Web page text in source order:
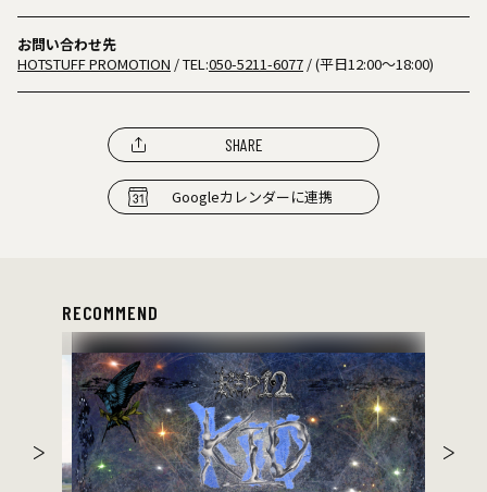
お問い合わせ先
HOTSTUFF PROMOTION / TEL:050-5211-6077 / (平日12:00～18:00)
SHARE
Googleカレンダーに連携
RECOMMEND